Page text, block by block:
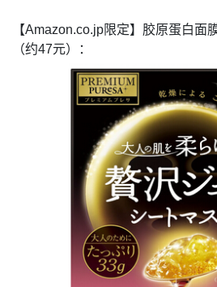
【Amazon.co.jp限定】胶原蛋白面
（约47元）：